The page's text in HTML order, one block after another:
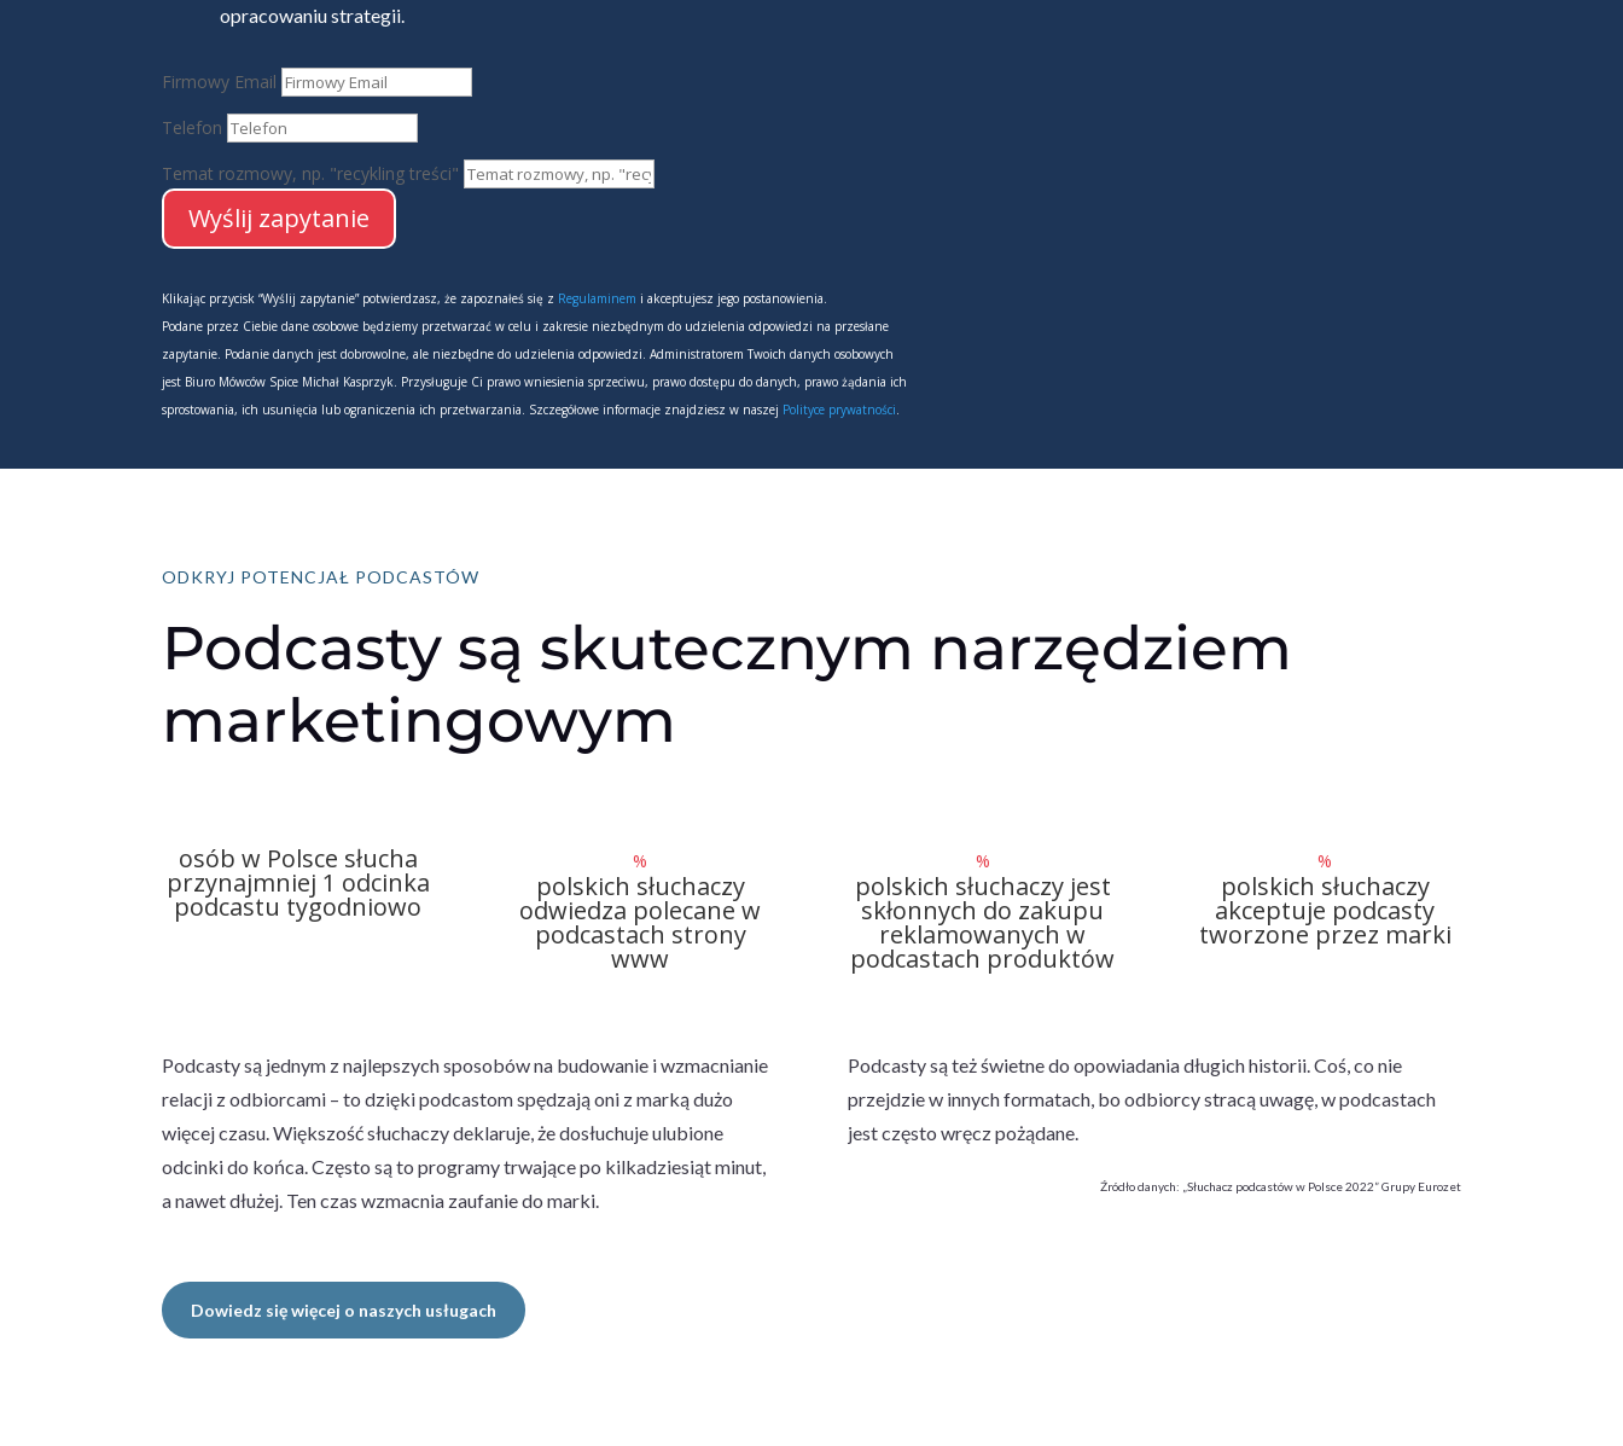
opracowaniu strategii.
Firmowy Email
Telefon
Temat rozmowy, np. "recykling treści"
Wyślij zapytanie
Klikając przycisk “Wyślij zapytanie” potwierdzasz, że zapoznałeś się z Regulaminem i akceptujesz jego postanowienia.
Podane przez Ciebie dane osobowe będziemy przetwarzać w celu i zakresie niezbędnym do udzielenia odpowiedzi na przesłane
zapytanie. Podanie danych jest dobrowolne, ale niezbędne do udzielenia odpowiedzi. Administratorem Twoich danych osobowych
jest Biuro Mówców Spice Michał Kasprzyk. Przysługuje Ci prawo wniesienia sprzeciwu, prawo dostępu do danych, prawo żądania ich
sprostowania, ich usunięcia lub ograniczenia ich przetwarzania. Szczegółowe informacje znajdziesz w naszej Polityce prywatności
ODKRYJ POTENCJAŁ PODCASTÓW
Podcasty są skutecznym narzędziem
marketingowym
osób w Polsce słucha
przynajmniej 1 odcinka
podcastu tygodniowo
%
polskich słuchaczy
odwiedza polecane w
podcastach strony
www
%
polskich słuchaczy jest
skłonnych do zakupu
reklamowanych w
podcastach produktów
%
polskich słuchaczy
akceptuje podcasty
tworzone przez marki
Podcasty są jednym z najlepszych sposobów na budowanie i wzmacnianie
relacji z odbiorcami – to dzięki podcastom spędzają oni z marką dużo
więcej czasu. Większość słuchaczy deklaruje, że dosłuchuje ulubione
odcinki do końca. Często są to programy trwające po kilkadziesiąt minut,
a nawet dłużej. Ten czas wzmacnia zaufanie do marki.
Podcasty są też świetne do opowiadania długich historii. Coś, co nie
przejdzie w innych formatach, bo odbiorcy stracą uwagę, w podcastach
jest często wręcz pożądane.
Źródło danych: „Słuchacz podcastów w Polsce 2022” Grupy Eurozet
Dowiedz się więcej o naszych usługach